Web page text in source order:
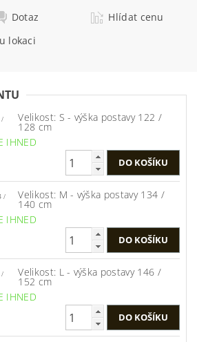
Dotaz
Hlídat cenu
lokaci
/ Velikost: S - výška postavy 122 /
128 cm
IHNED
/ Velikost: M - výška postavy 134 /
140 cm
IHNED
/ Velikost: L - výška postavy 146 /
152 cm
IHNED